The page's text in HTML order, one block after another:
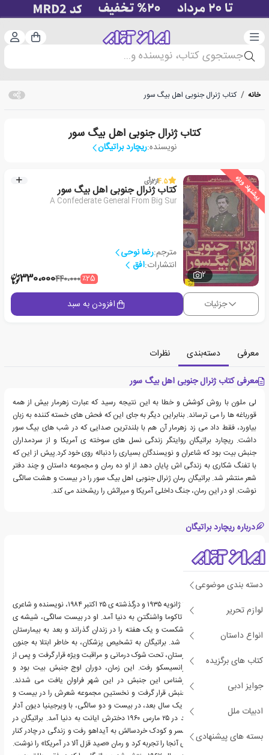
دسته‌بندی سبد
جستجوی کتاب، نویسنده و...
دسته بندی موضوعی
لوازم تحریر
انواع داستان
کتاب های برگزیده
جوایز ادبی
ادبیات ملل
بسته های پیشنهادی
خانه / کتاب ژنرال جنوبی اهل بیگ سور
کتاب ژنرال جنوبی اهل بیگ سور
نویسنده:ریچارد براتیگان
پیشنهاد ویژه
2
4.5از2رأی
کتاب ژنرال جنوبی اهل بیگ سور
A Confederate General From Big Sur
مترجم:رضا نوحی
انتشارات:افق
٪25440،000330،000
جزئیات افزودن به سبد
معرفی دسته‌بندی
نظرات
معرفی کتاب ژنرال جنوبی اهل بیگ سور
لی ملون با روش کوشش و خطا به این نتیجه رسید که عبارت زهرمار بیش از همه
قورباغه ها را می ترساند. بنابراین دیگر به جای این که فحش های خسته کننده به زبان
بیاورد، فقط داد می زد زهرمار آن هم با بلندترین صدایی که در شب های بیگ سور
داشت. ریچارد براتیگان روایتگر زندگی نسل های سوخته ی آمریکا و از سردمداران
جنبش بیت بود که شاعران و نویسندگان بسیاری را دنباله روی خود کرد.پیش از این که
با تفنگ شکاری به زندگی اش پایان دهد از او ده رمان و مجموعه داستان و چند دفتر
شعر منتشر شد. براتیگان رمان ژنرال جنوبی اهل بیگ سور را در بیست و هشت سالگی
نوشت. او در این رمان، جنگ داخلی آمریکا و میراثش را ریشخند می کند.
درباره ریچارد براتیگان
ریچارد براتیگان، زاده ی ۳۰ ژانویه ۱۹۳۵ و درگذشته ی ۲۵ اکتبر ۱۹۸۴، نویسنده و شاعری
آمریکایی بود. براتیگان در تاکوما واشنگتن به دنیا آمد. او در بیست سالگی، شیشه ی
پاسگاه پلیس را با سنگ شکست و یک هفته را در زندان گذراند و بعد به بیمارستان
دولتی آرگون تحویل داده شد. براتیگان به تشخیص پزشکان، به خاطر ابتلا به جنون
جوانی پارانوئیدی در بیمارستان، تحت شوک درمانی و مراقبت ویژه قرار گرفت و پس از
مرخص شدن، به سان فرانسیسکو رفت. این زمان، دوران اوج جنبش بیت بود و
نویسندگان و شاعران سرشناس این جنبش در این شهر فراوان یافت می شدند.
براتیگان تحت تأثیر این جنبش قرار گرفت و نخستین مجموعه شعرش را در بیست و
یک سالگی منتشر کرد. او یک سال بعد، در بیست و دو سالگی، با ویرجینیا دیون آدلر
ازدواج کرد و سه سال بعد در ۲۵ مارس ۱۹۶۰ دخترش ایانت به دنیا آمد. براتیگان در
تابستان ۱۹۶۱ به همراه همسر و کودک خردسالش به آیداهو رفت و زندگی در چادر کنار
رودخانه های پر از قزل آلای آنجا را تجربه کرد و رمان «صید قزل آلا در آمریکا» را نوشت.